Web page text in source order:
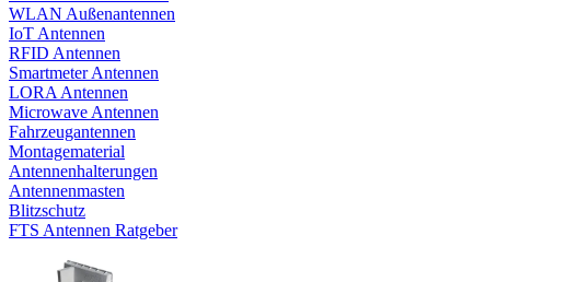
WLAN Außenantennen
IoT Antennen
RFID Antennen
Smartmeter Antennen
LORA Antennen
Microwave Antennen
Fahrzeugantennen
Montagematerial
Antennenhalterungen
Antennenmasten
Blitzschutz
FTS Antennen Ratgeber